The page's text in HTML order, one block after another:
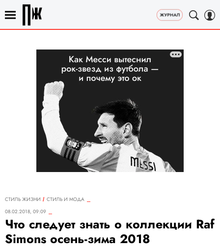
СТИЛЬ ЖИЗНИ
СТИЛЬ И МОДА
08.02.2018, 09:09
Что следует знать о коллекции Raf
Simons осень-зима 2018